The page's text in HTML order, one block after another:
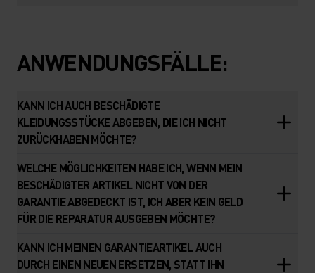
ANWENDUNGSFÄLLE:
KANN ICH AUCH BESCHÄDIGTE
KLEIDUNGSSTÜCKE ABGEBEN, DIE ICH NICHT
ZURÜCKHABEN MÖCHTE?
WELCHE MÖGLICHKEITEN HABE ICH, WENN MEIN
BESCHÄDIGTER ARTIKEL NICHT VON DER
GARANTIE ABGEDECKT IST, ICH ABER KEIN GELD
FÜR DIE REPARATUR AUSGEBEN MÖCHTE?
KANN ICH MEINEN GARANTIEARTIKEL AUCH
DURCH EINEN NEUEN ERSETZEN, STATT IHN